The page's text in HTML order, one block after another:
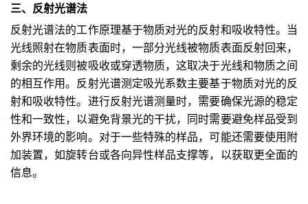
三、 反射光谱法
反射光谱法的工作原理基于物质对光的反射和吸收特性。当
光线照射在物质表面时，一部分光线被物质表面反射回来，
剩余的光线则被吸收或穿透物质，这取决于光线和物质之间
的相互作用。反射光谱测定吸光系数主要基于物质对光的反
射和吸收特性。进行反射光谱测量时，需要确保光源的稳定
性和一致性，以避免背景光的干扰，同时需要避免样品受到
外界环境的影响。对于一些特殊的样品，可能还需要使用附
加装置，如旋转台或各向异性样品支撑等，以获取更全面的
信息。